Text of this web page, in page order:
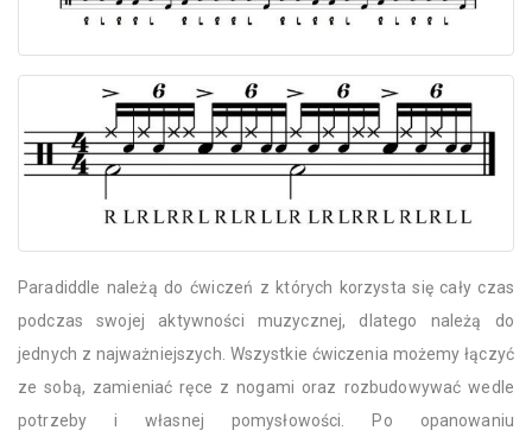
Paradiddle należą do ćwiczeń z których korzysta się cały czas
podczas swojej aktywności muzycznej, dlatego należą do
jednych z najważniejszych. Wszystkie ćwiczenia możemy łączyć
ze sobą, zamieniać ręce z nogami oraz rozbudowywać wedle
potrzeby i własnej pomysłowości. Po opanowaniu